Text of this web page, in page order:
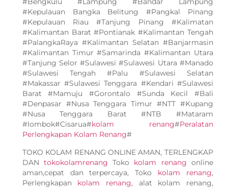
#Kepulauan Bangka Belitung #Pangkal Pinang
#Kepulauan Riau #Tanjung Pinang #Kalimatan
#Kalimantan Barat #Pontianak #Kalimantan Tengah
#PalangkaRaya #Kalimantan Selatan #Banjarmasin
#Kalimantan Timur #Samarinda #Kalimantan Utara
#Tanjung Selor #Sulawesi #Sulawesi Utara #Manado
#Sulawesi Tengah #Palu #Sulawesi Selatan
#Makassar #Sulawesi Tenggara #Kendari #Sulawesi
Barat #Mamuju #Gorontalo #Sunda Kecil #Bali
#Denpasar #Nusa Tenggara Timur #NTT #Kupang
#Nusa Tenggara Barat #NTB #Mataram
#lombok#Cisarua#kolam renang#Peralatan
Perlengkapan Kolam Renang#
TOKO KOLAM RENANG ONLINE AMAN, TERLENGKAP
DANtokokolamrenang Toko kolam renang online
aman,cepat dan terpercaya, Toko kolam renang,
Perlengkapan kolam renang, alat kolam renang,